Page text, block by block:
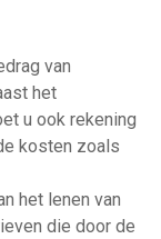
van
het
u ook rekening
kosten zoals
het lenen van
die door de